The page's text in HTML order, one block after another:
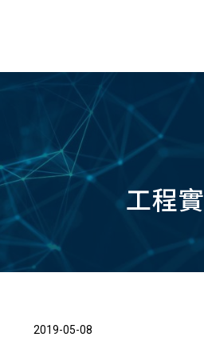
工程
2019-05-08